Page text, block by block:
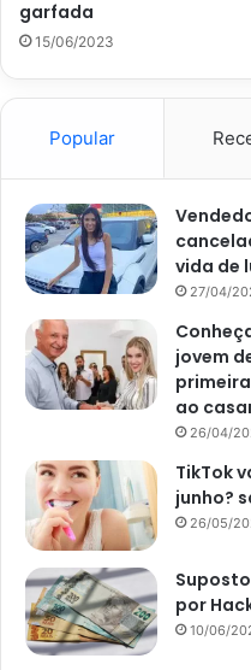
5- Com uma segunda
6- Pegue a massa e
farinha e amasse devagar
espessura.
7- Depois disso, como
papel manteiga.
8- Por fim com o forno
15-20 minutos, ou até que
levemente.
9- Por fim, retire do forno
Modo de preparo
Em resumo, a receita de
especial para servir no
garfada
15/06/2023
Popular
vida de
27/04/
jovem
ao
26/04/
TikTok
junho?
26/05/
por
10/06/